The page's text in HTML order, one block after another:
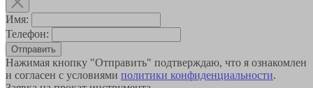
Имя:
Телефон:
Отправить
Нажимая кнопку "Отправить" подтверждаю, что я ознакомлен
и согласен с условиями политики конфиденциальности.